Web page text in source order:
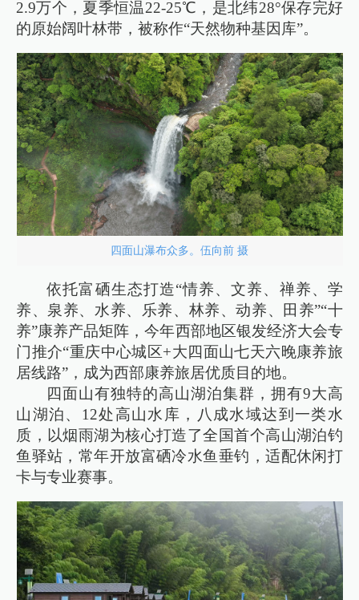
2.9万个，夏季恒温22-25℃，是北纬28°保存完好
的原始阔叶林带，被称作“天然物种基因库”。
四面山瀑布众多。伍向前 摄
依托富硒生态打造“情养、文养、禅养、学
养、泉养、水养、乐养、林养、动养、田养”“十
养”康养产品矩阵，今年西部地区银发经济大会专
门推介“重庆中心城区+大四面山七天六晚康养旅
居线路”，成为西部康养旅居优质目的地。
四面山有独特的高山湖泊集群，拥有9大高
山湖泊、12处高山水库，八成水域达到一类水
质，以烟雨湖为核心打造了全国首个高山湖泊钓
鱼驿站，常年开放富硒冷水鱼垂钓，适配休闲打
卡与专业赛事。